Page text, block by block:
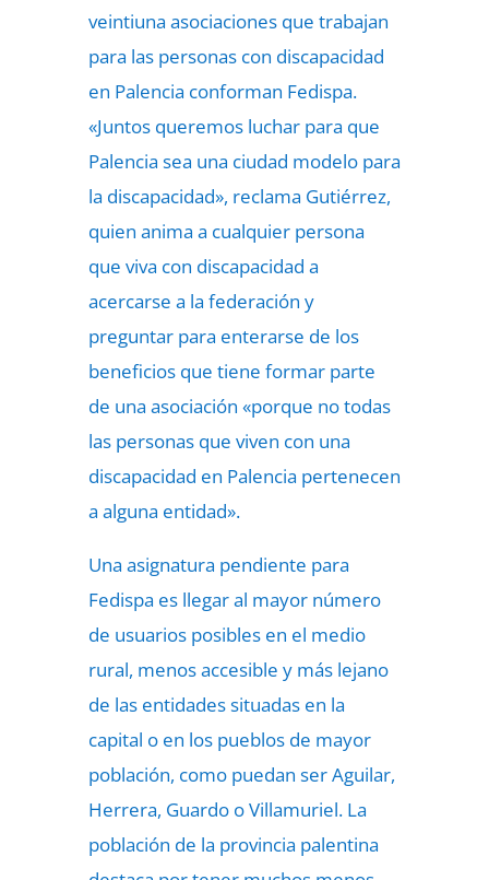
veintiuna asociaciones que trabajan
para las personas con discapacidad
en Palencia conforman Fedispa.
«Juntos queremos luchar para que
Palencia sea una ciudad modelo para
la discapacidad», reclama Gutiérrez,
quien anima a cualquier persona
que viva con discapacidad a
acercarse a la federación y
preguntar para enterarse de los
beneficios que tiene formar parte
de una asociación «porque no todas
las personas que viven con una
discapacidad en Palencia pertenecen
a alguna entidad».
Una asignatura pendiente para
Fedispa es llegar al mayor número
de usuarios posibles en el medio
rural, menos accesible y más lejano
de las entidades situadas en la
capital o en los pueblos de mayor
población, como puedan ser Aguilar,
Herrera, Guardo o Villamuriel. La
población de la provincia palentina